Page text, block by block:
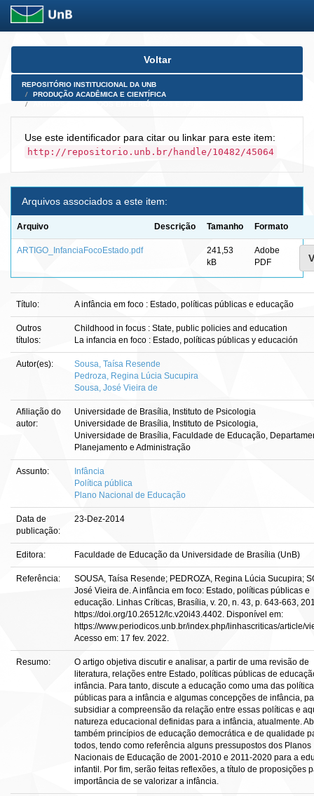
Skip
Voltar
REPOSITÓRIO INSTITUCIONAL DA UNB
PRODUÇÃO ACADÊMICA E CIENTÍFICA
Use este identificador para citar ou linkar para este item:
http://repositorio.unb.br/handle/10482/45064
Arquivos associados a este item:
Arquivo Descrição Tamanho Formato
ARTIGO_InfanciaFocoEstado.pdf
241,53
kB
Adobe
PDF
Título: A infância em foco : Estado, políticas públicas e educação
Outros
títulos:
Childhood in focus : State, public policies and education
La infancia en foco : Estado, políticas públicas y educación
Autor(es):
Sousa, Taísa Resende
Pedroza, Regina Lúcia Sucupira
Sousa, José Vieira de
Afiliação do
autor:
Universidade de Brasília, Instituto de Psicologia
Universidade de Brasília, Instituto de Psicologia,
Universidade de Brasília, Faculdade de Educação,
Planejamento e Administração
Assunto:
Infância
Política pública
Plano Nacional de Educação
Data de
publicação:
23-Dez-2014
Editora: Faculdade de Educação da Universidade de Brasília (UnB)
Referência:
SOUSA, Taísa Resende; PEDROZA, Regina Lúcia Sucupira;
José Vieira de. A infância em foco: Estado, políticas públicas e
educação. Linhas Crí­ticas, Brasília, v. 20, n. 43, p. 643-663,
https://doi.org/10.26512/lc.v20i43.4402. Disponível em:
https://www.periodicos.unb.br/index.php/linhascriticas/article/
Acesso em: 17 fev. 2022.
Resumo:
O artigo objetiva discutir e analisar, a partir de uma revisão de
literatura, relações entre Estado, políticas públicas de
infância. Para tanto, discute a educação como uma das
públicas para a infância e algumas concepções de infância,
subsidiar a compreensão da relação entre essas políticas e
natureza educacional definidas para a infância, atualmente.
também princípios de educação democrática e de qualidade
todos, tendo como referência alguns pressupostos dos Planos
Nacionais de Educação de 2001-2010 e 2011-2020 para a
infantil. Por fim, serão feitas reflexões, a título de proposições
importância de se valorizar a infância.